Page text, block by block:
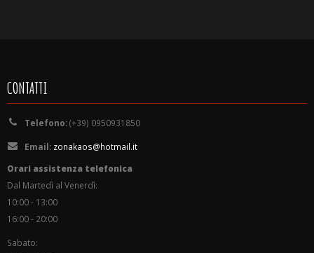
CONTATTI
Telefono:(+39) 0950931850
Email: zonakaos@hotmail.it
Orari assistenza telefonica
Dal Martedì al Venerdì:
10:00 - 13:00
16:00 - 20:00
Sabato: